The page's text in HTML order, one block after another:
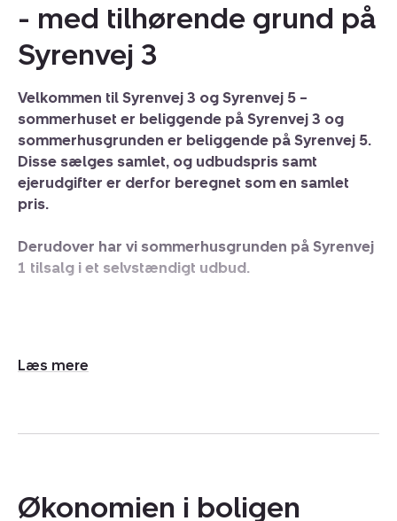
- med tilhørende grund på
Syrenvej 3
Velkommen til Syrenvej 3 og Syrenvej 5 –
sommerhuset er beliggende på Syrenvej 3 og
sommerhusgrunden er beliggende på Syrenvej 5.
Disse sælges samlet, og udbudspris samt
ejerudgifter er derfor beregnet som en samlet
pris.
Derudover har vi sommerhusgrunden på Syrenvej
1 tilsalg i et selvstændigt udbud.
1.198 m². Beliggenheden er naturskøn og der er masser
legeplads.
Stauning - I Stauning by finder du den lokale Købmand,
Økonomien i boligen